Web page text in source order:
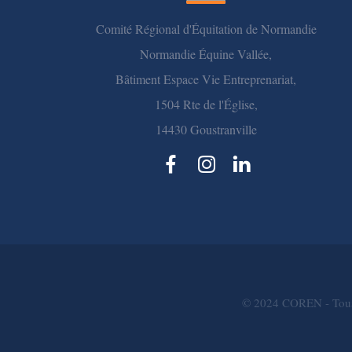
Comité Régional d'Équitation de Normandie
Normandie Équine Vallée,
Bâtiment Espace Vie Entreprenariat,
1504 Rte de l'Église,
14430 Goustranville
© 2024 COREN -